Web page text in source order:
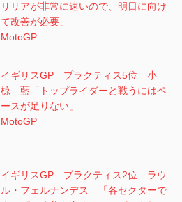
リリアが非常に速いので、明日に向け
て改善が必要」
MotoGP
イギリスGP プラクティス5位 小
椋 藍「トップライダーと戦うにはペ
ースが足りない」
MotoGP
イギリスGP プラクティス2位 ラウ
ル・フェルナンデス 「各セクターで